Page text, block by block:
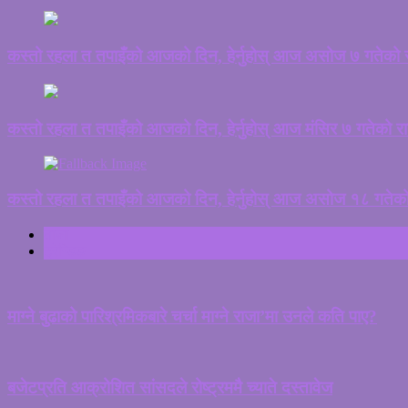
कस्तो रहला त तपाइँको आजको दिन, हेर्नुहोस् आज असोज ७ गतेको
कस्तो रहला त तपाइँको आजको दिन, हेर्नुहोस् आज मंसिर ७ गतेको
कस्तो रहला त तपाइँको आजको दिन, हेर्नुहोस् आज असोज १८
माग्ने बुढाको पारिश्रमिकबारे चर्चा माग्ने राजा’मा उनले कति पाए?
बजेटप्रति आक्रोशित सांसदले रोष्ट्रममै च्याते दस्तावेज